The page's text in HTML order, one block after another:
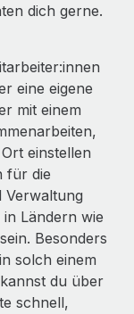
dich gerne.
eine eigene
mit einem
einstellen
für die
Verwaltung
Ländern wie
Besonders
solch einem
du über
schnell,